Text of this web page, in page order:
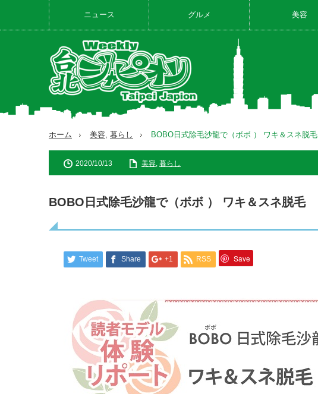
ニュース グルメ 美容
ホーム 美容, 暮らし BOBO日式除毛沙龍で（ボボ ） ワキ＆スネ脱毛
2020/10/13 美容, 暮らし
BOBO日式除毛沙龍で（ボボ ） ワキ＆スネ脱毛
Tweet Share +1 RSS Save